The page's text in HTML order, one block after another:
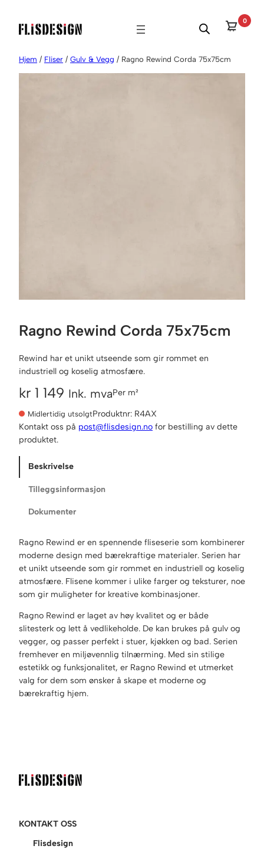
innhold
0
Hjem / Fliser / Gulv & Vegg / Ragno Rewind Corda 75x75cm
Ragno Rewind Corda 75x75cm
Rewind har et unikt utseende som gir rommet en
industriell og koselig atmosfære.
kr 1 149 Ink. mvaPer m²
Midlertidig utsolgtProduktnr: R4AX
Kontakt oss på post@flisdesign.no for bestilling av dette
produktet.
Beskrivelse
Tilleggsinformasjon
Dokumenter
Ragno Rewind er en spennende fliseserie som kombinerer
moderne design med bærekraftige materialer. Serien har
et unikt utseende som gir rommet en industriell og koselig
atmosfære. Flisene kommer i ulike farger og teksturer, noe
som gir muligheter for kreative kombinasjoner.
Ragno Rewind er laget av høy kvalitet og er både
slitesterk og lett å vedlikeholde. De kan brukes på gulv og
vegger, og passer perfekt i stuer, kjøkken og bad. Serien
fremhever en miljøvennlig tilnærming. Med sin stilige
estetikk og funksjonalitet, er Ragno Rewind et utmerket
valg for dem som ønsker å skape et moderne og
bærekraftig hjem.
KONTAKT OSS
Flisdesign